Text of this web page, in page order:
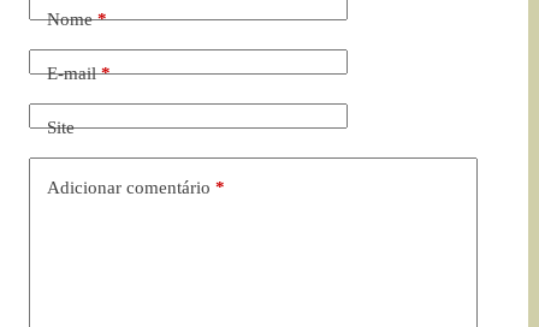
Nome*
E-mail*
Site
Adicionar comentário *